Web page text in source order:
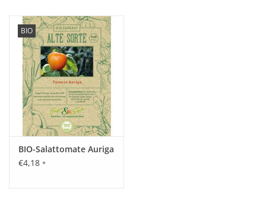
BIO
BIO-Salattomate Auriga
€4,18 *